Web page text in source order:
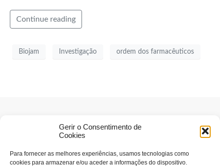
Gerir o Consentimento de
Cookies
Para fornecer as melhores experiências, usamos tecnologias como
cookies para armazenar e/ou aceder a informações do dispositivo.
Continue reading
Biojam Investigação ordem dos farmacêuticos